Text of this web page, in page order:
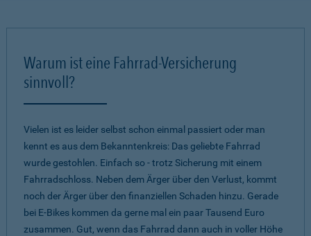
Warum ist eine Fahrrad-Versicherung
sinnvoll?
Vielen ist es leider selbst schon einmal passiert oder man
kennt es aus dem Bekanntenkreis: Das geliebte Fahrrad
wurde gestohlen. Einfach so - trotz Sicherung mit einem
Fahrradschloss. Neben dem Ärger über den Verlust, kommt
noch der Ärger über den finanziellen Schaden hinzu. Gerade
bei E-Bikes kommen da gerne mal ein paar Tausend Euro
zusammen. Gut, wenn das Fahrrad dann auch in voller Höhe